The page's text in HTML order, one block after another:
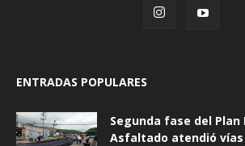
ENTRADAS POPULARES
Segunda fase del Plan
Asfaltado atendió vías